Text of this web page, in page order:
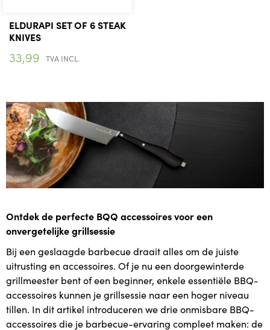
ELDURAPI SET OF 6 STEAK
KNIVES
33,99 TVA INCL.
Ontdek de perfecte BQQ accessoires voor een
onvergetelijke grillsessie
Bij een geslaagde barbecue draait alles om de juiste
uitrusting en accessoires. Of je nu een doorgewinterde
grillmeester bent of een beginner, enkele essentiële BBQ-
accessoires kunnen je grillsessie naar een hoger niveau
tillen. In dit artikel introduceren we drie onmisbare BBQ-
accessoires die je barbecue-ervaring compleet maken: de